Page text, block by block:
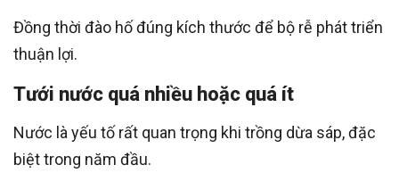
Đồng thời đào hố đúng kích thước để bộ rễ phát triển
thuận lợi.
Tưới nước quá nhiều hoặc quá ít
Nước là yếu tố rất quan trọng khi trồng dừa sáp, đặc
biệt trong năm đầu.